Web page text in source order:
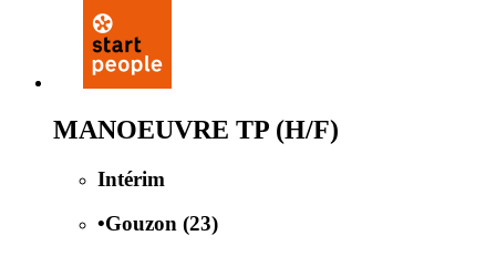
MANOEUVRE TP (H/F)
Intérim
•Gouzon (23)